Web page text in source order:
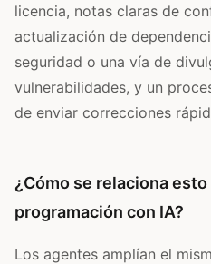
licencia, notas claras de
actualización de
seguridad o una vía de
vulnerabilidades, y un
de enviar correcciones
¿Cómo se relaciona
programación con IA?
Los agentes amplían el